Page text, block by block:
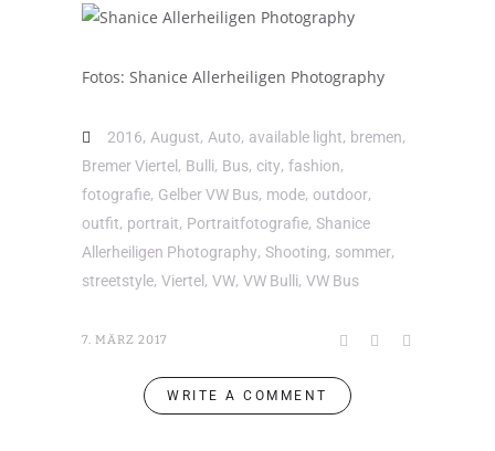
Fotos: Shanice Allerheiligen Photography
2016, August, Auto, available light, bremen,
Bremer Viertel, Bulli, Bus, city, fashion,
fotografie, Gelber VW Bus, mode, outdoor,
outfit, portrait, Portraitfotografie, Shanice
Allerheiligen Photography, Shooting, sommer,
streetstyle, Viertel, VW, VW Bulli, VW Bus
7. MÄRZ 2017
WRITE A COMMENT